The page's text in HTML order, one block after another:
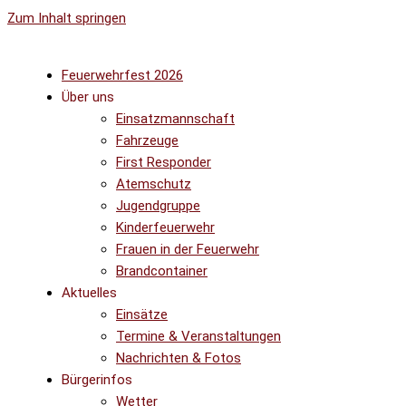
Zum Inhalt springen
Feuerwehrfest 2026
Über uns
Einsatzmannschaft
Fahrzeuge
First Responder
Atemschutz
Jugendgruppe
Kinderfeuerwehr
Frauen in der Feuerwehr
Brandcontainer
Aktuelles
Einsätze
Termine & Veranstaltungen
Nachrichten & Fotos
Bürgerinfos
Wetter